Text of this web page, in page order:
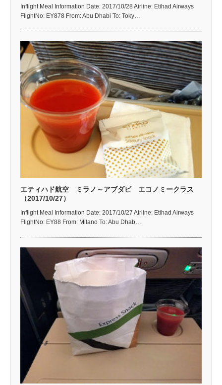
Inflight Meal Information Date: 2017/10/28 Airline: Etihad Airways
FlightNo: EY878 From: Abu Dhabi To: Toky…
エティハド航空 ミラノ～アブダビ エコノミークラス
（2017/10/27）
Inflight Meal Information Date: 2017/10/27 Airline: Etihad Airways
FlightNo: EY88 From: Milano To: Abu Dhab…